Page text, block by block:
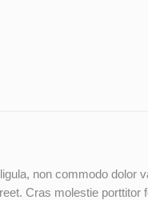
non commodo dolor
Cras molestie